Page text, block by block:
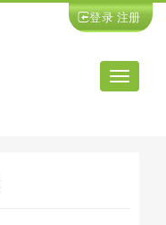
登录 注册
导
航